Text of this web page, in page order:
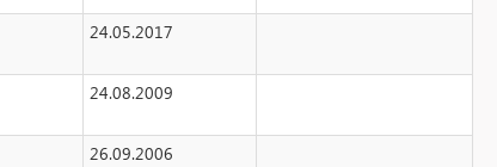
24.05.2017
24.08.2009
26.09.2006